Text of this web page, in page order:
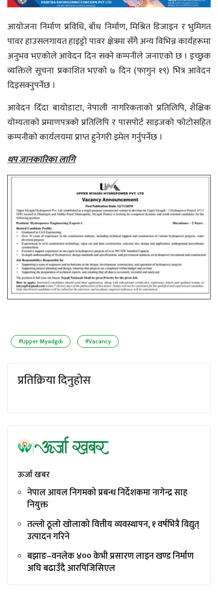
आयाेजना निर्माण प्रविधि, बाँध निर्माण, मिश्रित डिजाइन र भुमिगत
पावर हाउसलगायत हाइड्रो पावर क्षेत्रमा सँगै अन्य विभिन्न कार्यहरूमा
अनुभव भएकोले आवेदन दिन सक्ने कम्पनीले जनाएको छ । इच्छुक
व्यक्तिले सूचना प्रकाशित भएको ७ दिन (फागुन १९) भित्र आवेदन
दिइसक्नुपर्नेछ ।
आवेदन दिँदा बायोडाटा, नेपाली नागरिकताको प्रतिलिपि, शैक्षिक
योग्यताको प्रमाणपत्रको प्रतिलिपि र पासपोर्ट साइजको फोटोसहित
कम्पनीको कार्यलयमा प्राप्त हुनेगरी इमेल गर्नुपर्नेछ ।
थप जानकारिका लागि
#Upper Myadgdi #Vacancy
प्रतिक्रिया दिनुहोस
ऊर्जा खबर
नेपाल आयल निगमको प्रबन्ध निर्देशकमा नागेन्द्र साह
नियुक्त
तल्लाे ठूलाे खाेलाको वित्तीय व्यवस्थापन, १ वर्षभित्रै विद्युत्
उत्पादन गरिने
बझाङ–वनलेक ४०० केभी प्रसारण लाइन खण्ड निर्माण
अघि बढाउँदै आरपिजिसिएल